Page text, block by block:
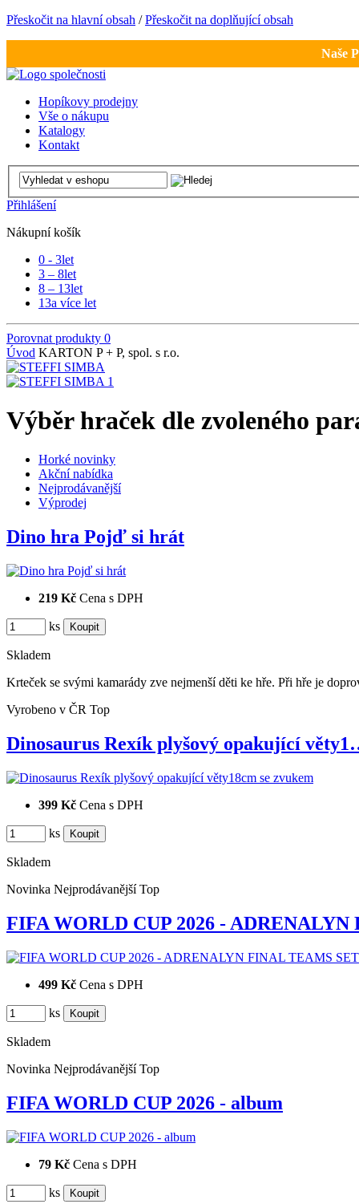
Přeskočit na hlavní obsah /Přeskočit na doplňující obsah
Naše
Hopíkovy prodejny
Vše o nákupu
Katalogy
Kontakt
Přihlášení
Nákupní košík
0 - 3let
3 – 8let
8 – 13let
13a více let
Porovnat produkty 0
Úvod KARTON P + P, spol. s r.o.
Výběr hraček dle zvoleného
Horké novinky
Akční nabídka
Nejprodávanější
Výprodej
Dino hra Pojď si hrát
219 Kč Cena s DPH
ks
Skladem
Krteček se svými kamarády zve nejmenší děti ke hře. Při hře je
Vyrobeno v ČR Top
Dinosaurus Rexík plyšový opakující
399 Kč Cena s DPH
ks
Skladem
Novinka Nejprodávanější Top
FIFA WORLD CUP 2026 -
499 Kč Cena s DPH
ks
Skladem
Novinka Nejprodávanější Top
FIFA WORLD CUP 2026 - album
79 Kč Cena s DPH
ks